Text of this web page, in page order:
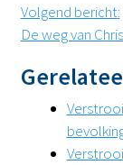
Volgend bericht:
De weg van